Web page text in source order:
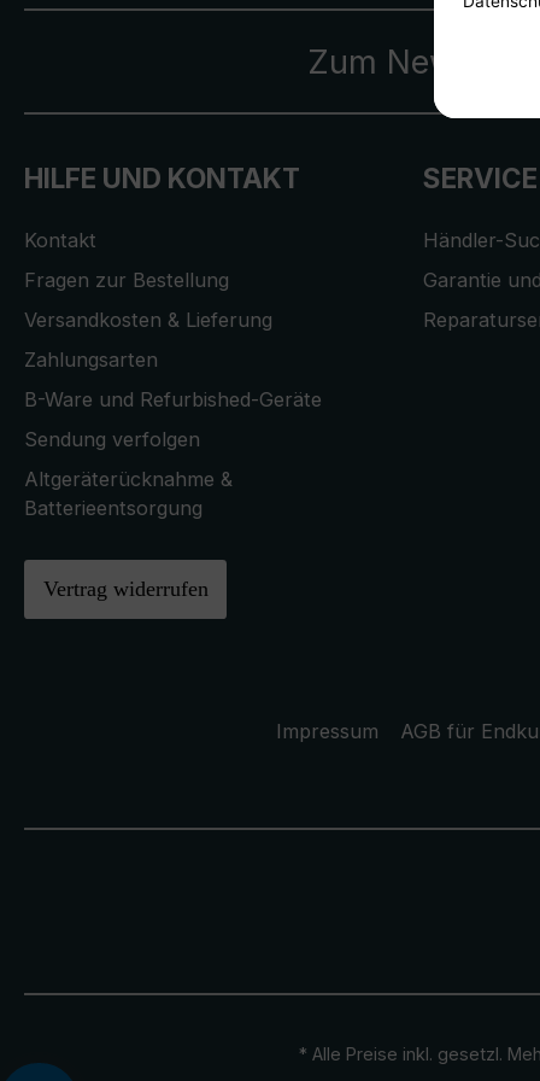
Zum
HILFE UND KONTAKT
Kontakt
Fragen zur Bestellung
Versandkosten & Lieferung
Zahlungsarten
B-Ware und Refurbished-Geräte
Sendung verfolgen
Altgeräterücknahme &
Batterieentsorgung
Vertrag widerrufen
SERVICE
Händler-
Garantie
Impressum AGB für
* Alle Preise inkl. gesetzl.